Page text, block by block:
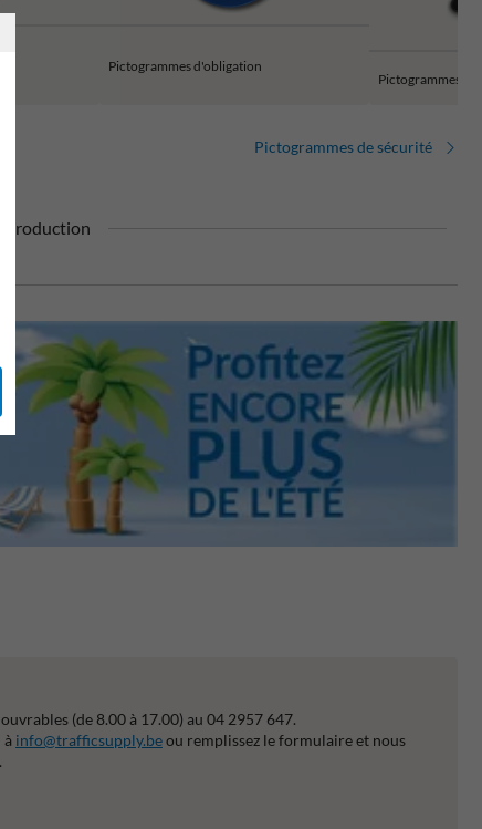
Pictogrammes d'obligation
Pictogrammes
Pictogrammes de sécurité
production
(de 8.00 à 17.00) au 04 2957 647.
à info@trafficsupply.beou remplissez le formulaire et nous